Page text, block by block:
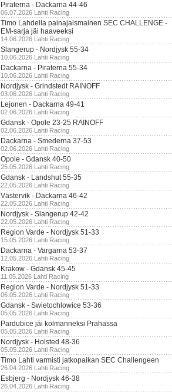
Piraterna - Dackarna 44-46
06.07.2026 Lahti Racing
Timo Lahdella painajaismainen SEC CHALLENGE -
EM-sarja jäi haaveeksi
14.06.2026 Lahti Racing
Slangerup - Nordjysk 55-34
10.06.2026 Lahti Racing
Dackarna - Piraterna 55-34
10.06.2026 Lahti Racing
Nordjysk - Grindstedt RAINOFF
03.06.2026 Lahti Racing
Lejonen - Dackarna 49-41
02.06.2026 Lahti Racing
Gdansk - Opole 23-25 RAINOFF
02.06.2026 Lahti Racing
Dackarna - Smederna 37-53
02.06.2026 Lahti Racing
Opole - Gdansk 40-50
25.05.2026 Lahti Racing
Gdansk - Landshut 55-35
22.05.2026 Lahti Racing
Västervik - Dackarna 46-42
22.05.2026 Lahti Racing
Nordjysk - Slangerup 42-42
22.05.2026 Lahti Racing
Region Varde - Nordjysk 51-33
15.05.2026 Lahti Racing
Dackarna - Vargarna 53-37
12.05.2026 Lahti Racing
Krakow - Gdansk 45-45
11.05.2026 Lahti Racing
Region Varde - Nordjysk 51-33
06.05.2026 Lahti Racing
Gdansk - Swietochlowice 53-36
05.05.2026 Lahti Racing
Pardubice jäi kolmanneksi Prahassa
05.05.2026 Lahti Racing
Nordjysk - Holsted 48-36
05.05.2026 Lahti Racing
Timo Lahti varmisti jatkopaikan SEC Challengeen
26.04.2026 Lahti Racing
Esbjerg - Nordjysk 46-38
26.04.2026 Lahti Racing